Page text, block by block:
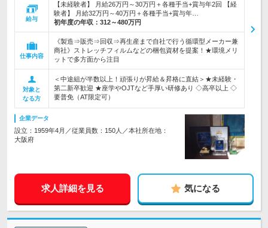
給与
【未経験者】 月給26万円～30万円＋各種手当+賞与年2回 【経
験者】 月給32万円～40万円＋各種手当+賞与年…
初年度の年収： 312～480万円
仕事内容
《製造⇒販売⇒回収⇒再生産まで自社で行う循環型メーカー兼
商社》ストレッチフィルムなどの梱包資材を提案！★環境メリ
ットで多方面から注目
対象と
なる方
＜中途組が半数以上！頑張りが昇給＆昇格に直結＞★未経験・
第二新卒歓迎 ★座学やOJTなど手厚い研修あり ◇高卒以上 ◇
要普免（AT限定可）
企業データ
設立：1959年4月／従業員数：150人／本社所在地：
大阪府
求人詳細を見る 気になる